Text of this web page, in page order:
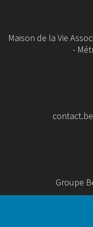
Maison de la Vie
-
Groupe